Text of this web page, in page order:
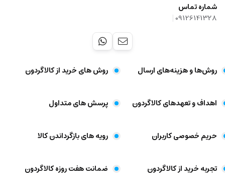
شماره تماس
09126141328
|
روش‌ها و هزینه‌های ارسال روش های خرید از کالاگردون
اهداف و تعهد‌های کالاگردون پرسش های متداول
حریم خصوصی کاربران رویه های بازگرداندن کالا
تجربه خرید از کالاگردون ضمانت هفت روزه کالاگردون